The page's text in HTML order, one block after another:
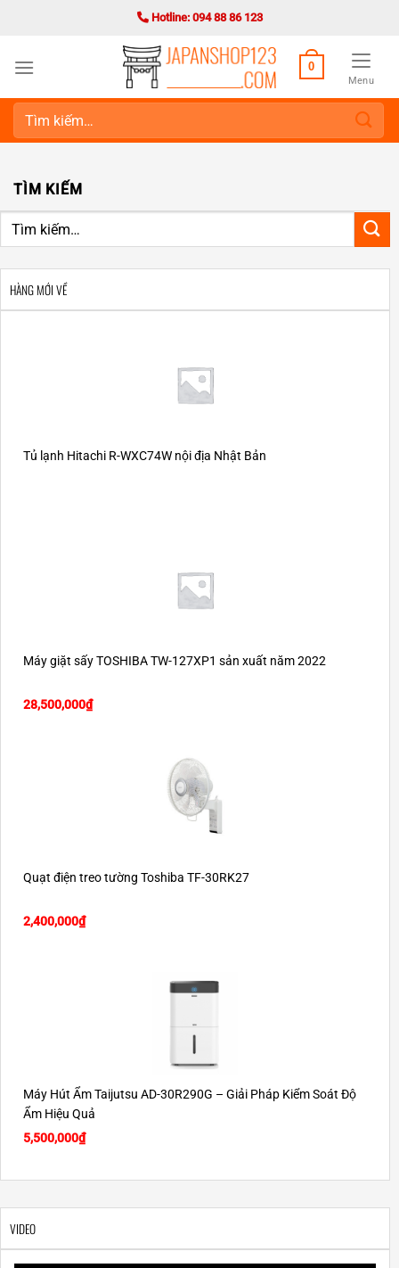
dung
Hotline: 094 88 86 123
0
Menu
Tìm
kiếm:
TÌM KIẾM
HÀNG MỚI VỀ
Tủ lạnh Hitachi R-WXC74W nội địa Nhật Bản
Máy giặt sấy TOSHIBA TW-127XP1 sản xuất năm 2022
28,500,000₫
Quạt điện treo tường Toshiba TF-30RK27
2,400,000₫
Máy Hút Ẩm Taijutsu AD-30R290G – Giải Pháp Kiểm Soát Độ
Ẩm Hiệu Quả
5,500,000₫
VIDEO